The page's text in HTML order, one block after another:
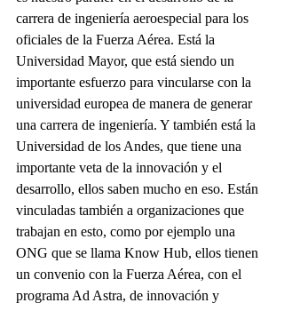
carrera de ingeniería aeroespecial para los
oficiales de la Fuerza Aérea. Está la
Universidad Mayor, que está siendo un
importante esfuerzo para vincularse con la
universidad europea de manera de generar
una carrera de ingeniería. Y también está la
Universidad de los Andes, que tiene una
importante veta de la innovación y el
desarrollo, ellos saben mucho en eso. Están
vinculadas también a organizaciones que
trabajan en esto, como por ejemplo una
ONG que se llama Know Hub, ellos tienen
un convenio con la Fuerza Aérea, con el
programa Ad Astra, de innovación y